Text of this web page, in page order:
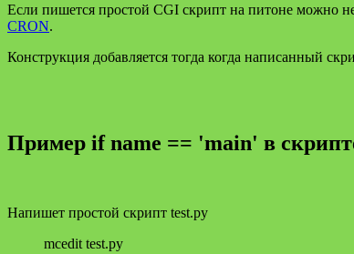
Если пишется простой CGI скрипт на питоне можно
CRON.
Конструкция добавляется тогда когда написанный
Пример if name == 'main' в
Напишет простой скрипт test.py
mcedit test.py